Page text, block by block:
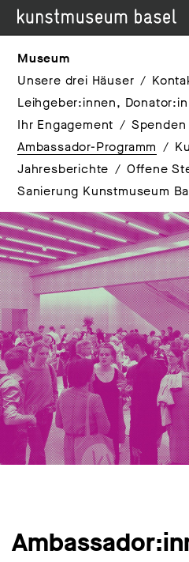
Museum
Unsere drei Häuser
Leihgeber:innen,
Ihr Engagement
Spenden
Ambassador-Programm
Jahresberichte
Offene
Sanierung Kunstmuseum